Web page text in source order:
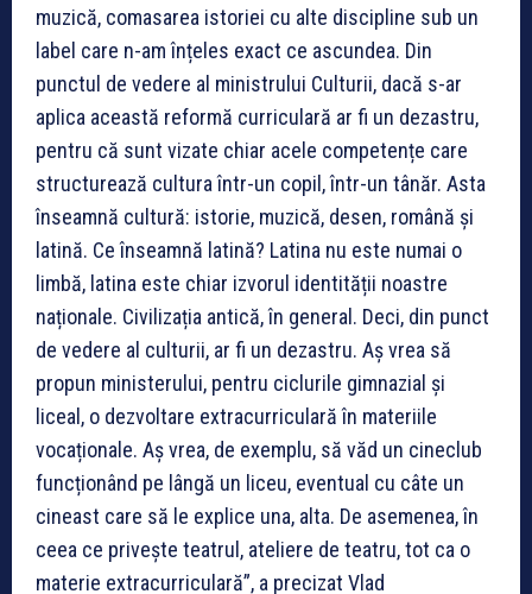
muzică, comasarea istoriei cu alte discipline sub un
label care n-am înțeles exact ce ascundea. Din
punctul de vedere al ministrului Culturii, dacă s-ar
aplica această reformă curriculară ar fi un dezastru,
pentru că sunt vizate chiar acele competențe care
structurează cultura într-un copil, într-un tânăr. Asta
înseamnă cultură: istorie, muzică, desen, română și
latină. Ce înseamnă latină? Latina nu este numai o
limbă, latina este chiar izvorul identității noastre
naționale. Civilizația antică, în general. Deci, din punct
de vedere al culturii, ar fi un dezastru. Aș vrea să
propun ministerului, pentru ciclurile gimnazial și
liceal, o dezvoltare extracurriculară în materiile
vocaționale. Aș vrea, de exemplu, să văd un cineclub
funcționând pe lângă un liceu, eventual cu câte un
cineast care să le explice una, alta. De asemenea, în
ceea ce privește teatrul, ateliere de teatru, tot ca o
materie extracurriculară”, a precizat Vlad